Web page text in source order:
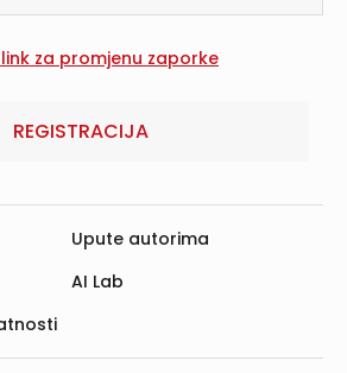
REGISTRACIJA
Upute autorima
AI Lab